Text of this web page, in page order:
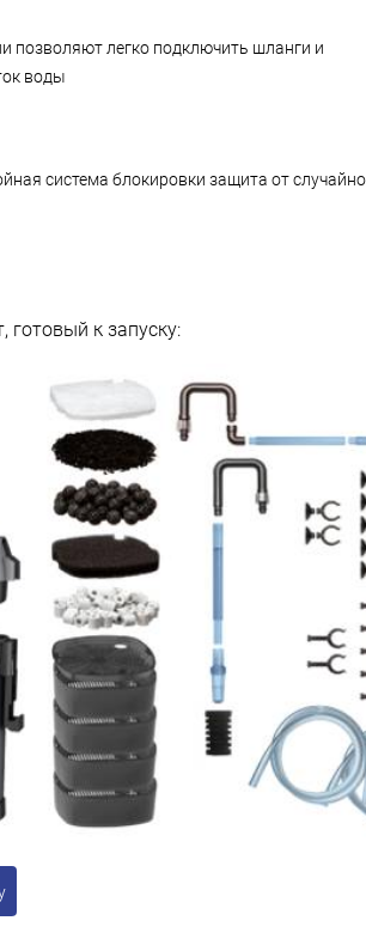
позволяют легко подключить шланги и
воды
система блокировки защита от
готовый к запуску: